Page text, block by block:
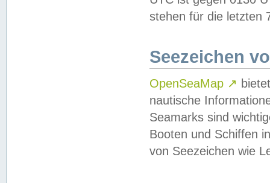
stehen für die letzten
Seezeichen
OpenSeaMap ↗
nautische
Seamarks sind
Booten und Schiffen
von Seezeichen wie